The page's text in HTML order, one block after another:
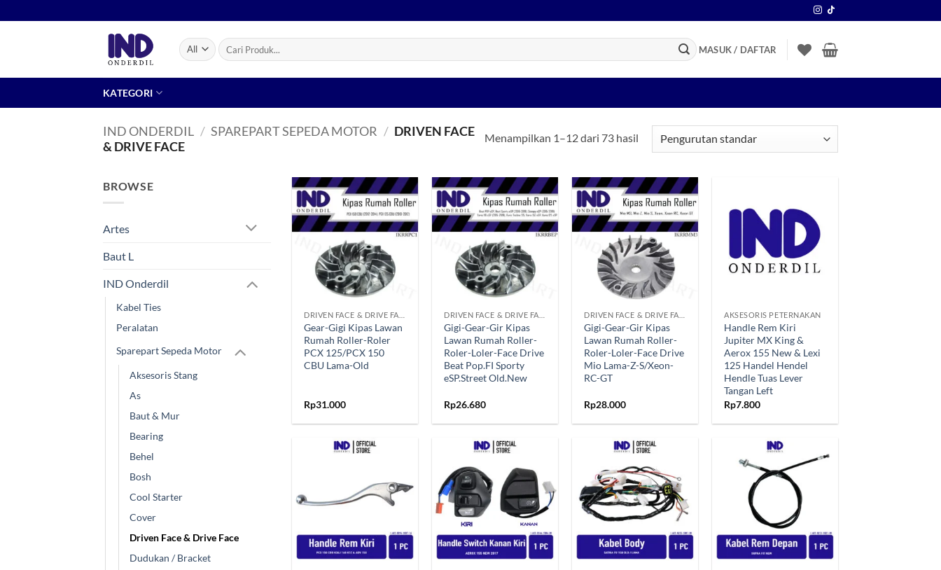
to
Pencarian
untuk:
MASUK / DAFTAR
KATEGORI
IND ONDERDIL / SPAREPART SEPEDA MOTOR / DRIVEN FACE
& DRIVE FACE
Menampilkan 1–12 dari 73 hasil
BROWSE
Artes
Baut L
IND Onderdil
Kabel Ties
Peralatan
Sparepart Sepeda Motor
Aksesoris Stang
As
Baut & Mur
Bearing
Behel
Bosh
Cool Starter
Cover
Driven Face & Drive Face
Dudukan / Bracket
Tambahkan
ke Wishlist
Gear-Gigi Kipas Lawan
Rumah Roller-Roler
PCX 125/PCX 150
CBU Lama-Old
Rp31.000
Tambahkan
ke Wishlist
Gigi-Gear-Gir Kipas
Lawan Rumah Roller-
Roler-Loler-Face Drive
Beat Pop.FI Sporty
eSP.Street Old.New
Rp26.680
Tambahkan
ke Wishlist
Gigi-Gear-Gir Kipas
Lawan Rumah Roller-
Roler-Loler-Face Drive
Mio Lama-Z-S/Xeon-
RC-GT
Rp28.000
Tambahkan
ke Wishlist
AKSESORIS PETERNAKAN
Handle Rem Kiri
Jupiter MX King &
Aerox 155 New & Lexi
125 Handel Hendel
Hendle Tuas Lever
Tangan Left
Rp7.800
ke Wishlist
+
Tambahkan
ke Wishlist
Tambahkan
ke Wishlist
Tambahkan
ke Wishlist
+